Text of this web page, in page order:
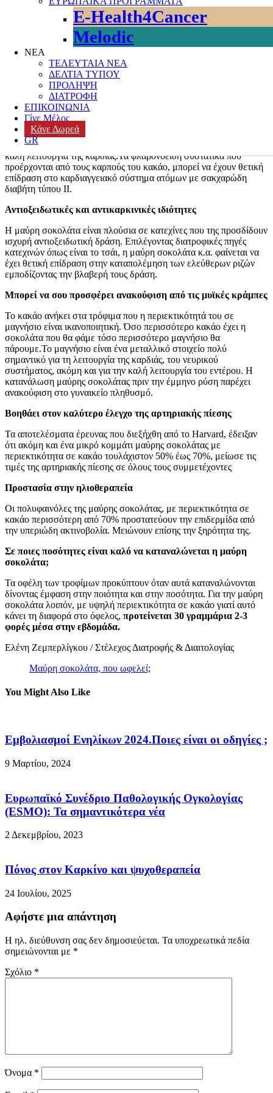
E-Health4Cancer
Melodic
ΝΕΑ
ΤΕΛΕΥΤΑΙΑ ΝΕΑ
ΔΕΛΤΙΑ ΤΥΠΟΥ
ΠΡΟΛΗΨΗ
ΔΙΑΤΡΟΦΗ
ΕΠΙΚΟΙΝΩΝΙΑ
Γίνε Μέλος
Κάνε Δωρεά
GR
Μια γλυκιά απόλαυση που σε βοηθάει να χάσεις βάρος
Ένα κομμάτι μαύρης σοκολάτας με μεγάλη περιεκτικότητα σε
κακάο, δημιουργεί αίσθημα πληρότητας στον οργανισμό όταν έχεις
έντονη επιθυμία για γλυκό, χωρίς να χρειάζεται να καταναλώσεις
μεγάλη ποσότητα. Εκτός αυτού, ενεργά συστατικά της μαύρης
σοκολάτας (αλκαλοειδή, βιογενείς αμίνες και κανναβοειδή λιπαρά
οξέα) στέλνουν μηνύματα ευφορίας στον εγκέφαλο. Αυτό έχει σαν
συνέπεια την βελτίωση της διάθεσης.
Βελτιώνει την καρδιαγγειακή λειτουργία
Η καλή λειτουργία των αιμοφόρων αγγείων συνεπάγεται και με την
καλή λειτουργία της καρδιάς.Τα φλαβονοειδή συστατικά που
προέρχονται από τους καρπούς του κακάο, μπορεί να έχουν θετική
επίδραση στο καρδιαγγειακό σύστημα ατόμων με σακχαρώδη
διαβήτη τύπου ΙΙ.
Αντιοξειδωτικές και αντικαρκινικές ιδιότητες
Η μαύρη σοκολάτα είναι πλούσια σε κατεχίνες που της προσδίδουν
ισχυρή αντιοξειδωτική δράση. Επιλέγοντας διατροφικές πηγές
κατεχινών όπως είναι το τσάι, η μαύρη σοκολάτα κ.α. φαίνεται να
έχει θετική επίδραση στην καταπολέμηση των ελεύθερων ριζών
εμποδίζοντας την βλαβερή τους δράση.
Μπορεί να σου προσφέρει ανακούφιση από τις μυϊκές κράμπες
Το κακάο ανήκει στα τρόφιμα που η περιεκτικότητά του σε
μαγνήσιο είναι ικανοποιητική. Όσο περισσότερο κακάο έχει η
σοκολάτα που θα φάμε τόσο περισσότερο μαγνήσιο θα
πάρουμε.Το μαγνήσιο είναι ένα μεταλλικό στοιχείο πολύ
σημαντικό για τη λειτουργία της καρδιάς, του νευρικού
συστήματος, ακόμη και για την καλή λειτουργία του εντέρου. Η
κατανάλωση μαύρης σοκολάτας πριν την έμμηνο ρύση παρέχει
ανακούφιση στο γυναικείο πληθυσμό.
Βοηθάει στον καλύτερο έλεγχο της αρτηριακής πίεσης
Τα αποτελέσματα έρευνας που διεξήχθη από το Harvard, έδειξαν
ότι ακόμη και ένα μικρό κομμάτι μαύρης σοκολάτας με
περιεκτικότητα σε κακάο τουλάχιστον 50% έως 70%, μείωσε τις
τιμές της αρτηριακής πίεσης σε όλους τους συμμετέχοντες
Προστασία στην ηλιοθεραπεία
Οι πολυφαινόλες της μαύρης σοκολάτας, με περιεκτικότητα σε
κακάο περισσότερη από 70% προστατεύουν την επιδερμίδα από
την υπεριώδη ακτινοβολία. Μειώνουν επίσης την ξηρότητα της.
Σε ποιες ποσότητες είναι καλό να καταναλώνεται η μαύρη
σοκολάτα;
Τα οφέλη των τροφίμων προκύπτουν όταν αυτά καταναλώνονται
δίνοντας έμφαση στην ποιότητα και στην ποσότητα. Για την μαύρη
σοκολάτα λοιπόν, με υψηλή περιεκτικότητα σε κακάο γιατί αυτό
κάνει τη διαφορά στο όφελος, προτείνεται 30 γραμμάρια 2-3
φορές μέσα στην εβδομάδα.
Ελένη Ζεμπερλίγκου / Στέλεχος Διατροφής & Διαιτολογίας
Μαύρη σοκολάτα, που ωφελεί;
You Might Also Like
Εμβολιασμοί Ενηλίκων 2024.Ποιες είναι οι οδηγίες ;
9 Μαρτίου, 2024
Ευρωπαϊκό Συνέδριο Παθολογικής Ογκολογίας
(ESMO): Τα σημαντικότερα νέα
2 Δεκεμβρίου, 2023
Πόνος στον Καρκίνο και ψυχοθεραπεία
24 Ιουλίου, 2025
Αφήστε μια απάντηση
Η ηλ. διεύθυνση σας δεν δημοσιεύεται. Τα υποχρεωτικά πεδία
σημειώνονται με *
Σχόλιο *
Όνομα *